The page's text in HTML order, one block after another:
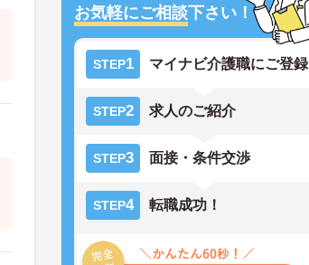
お気軽にご相談下さい！
STEP1 マイナビ介護職にご登録
STEP2 求人のご紹介
STEP3 面接・条件交渉
STEP4 転職成功！